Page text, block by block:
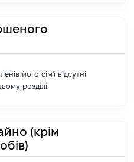
його сім'ї відсутні
розділі.
(крім